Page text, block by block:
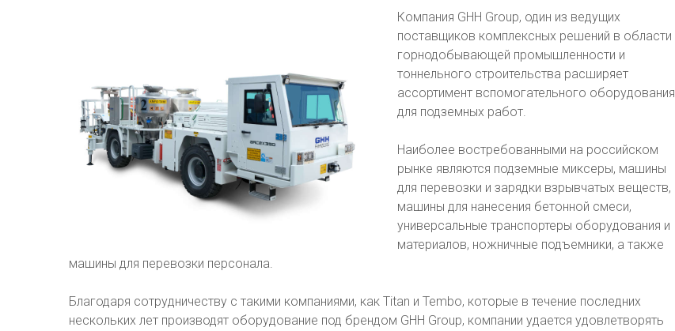
Компания GHH Group, один из ведущих
поставщиков комплексных решений в области
горнодобывающей промышленности и
тоннельного строительства расширяет
ассортимент вспомогательного оборудования
для подземных работ.
Наиболее востребованными на российском
рынке являются подземные миксеры, машины
для перевозки и зарядки взрывчатых веществ,
машины для нанесения бетонной смеси,
универсальные транспортеры оборудования и
материалов, ножничные подъемники, а также
машины для перевозки персонала.
Благодаря сотрудничеству с такими компаниями, как Titan и Tembo, которые в течение последних
нескольких лет производят оборудование под брендом GHH Group, компании удается удовлетворять